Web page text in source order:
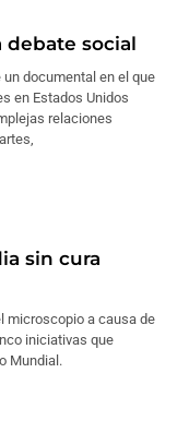
debate social
documental en el que
en Estados Unidos
relaciones
sin cura
microscopio a causa de
iniciativas que
Mundial.